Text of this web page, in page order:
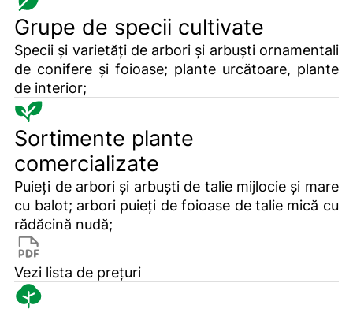
Grupe de specii cultivate
Specii și varietăți de arbori și arbuști ornamentali
de conifere și foioase; plante urcătoare, plante
de interior;
Sortimente plante
comercializate
Puieți de arbori și arbuști de talie mijlocie și mare
cu balot; arbori puieți de foioase de talie mică cu
rădăcină nudă;
Vezi lista de prețuri